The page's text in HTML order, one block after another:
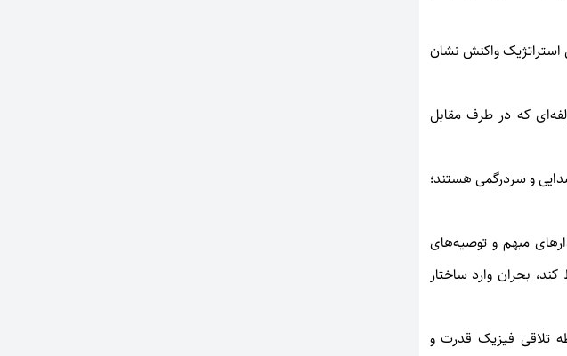
استراتژیک واکنش نشان
که در طرف مقابل
و سردرگمی هستند؛
مبهم و توصیه‌های
بحران وارد ساختار
تلاقی فیزیک قدرت و